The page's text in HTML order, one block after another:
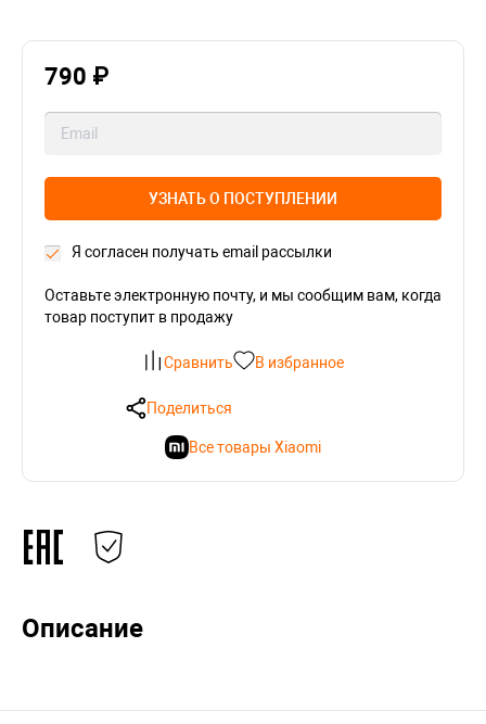
790 ₽
УЗНАТЬ О ПОСТУПЛЕНИИ
Я согласен получать email рассылки
Оставьте электронную почту, и мы сообщим вам, когда
товар поступит в продажу
Сравнить В избранное
Поделиться
Все товары Xiaomi
Описание